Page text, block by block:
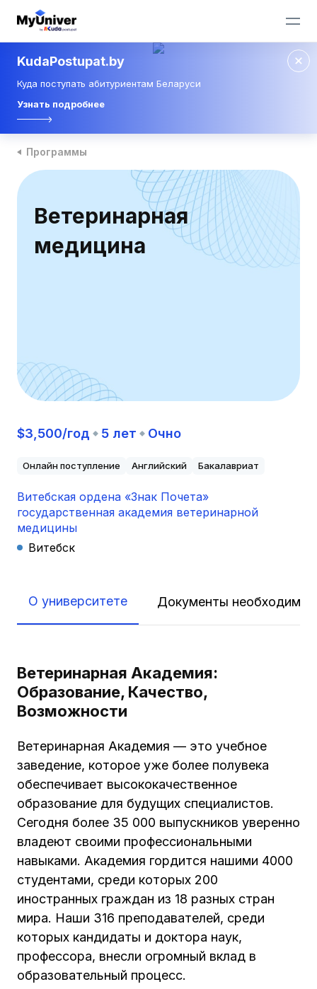
KudaPostupat.by
Куда поступать абитуриентам Беларуси
Узнать подробнее
Программы
Ветеринарная
медицина
$3,500/год 5 лет Очно
Онлайн поступление Английский Бакалавриат
Витебская ордена «Знак Почета»
государственная академия ветеринарной
медицины
Витебск
О университете Документы
Ветеринарная Академия:
Образование, Качество,
Возможности
Ветеринарная Академия — это учебное
заведение, которое уже более полувека
обеспечивает высококачественное
образование для будущих специалистов.
Сегодня более 35 000 выпускников уверенно
владеют своими профессиональными
навыками. Академия гордится нашими 4000
студентами, среди которых 200
иностранных граждан из 18 разных стран
мира. Наши 316 преподавателей, среди
которых кандидаты и доктора наук,
профессора, внесли огромный вклад в
образовательный процесс.